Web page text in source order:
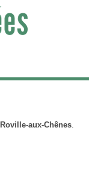
aux-Chênes.